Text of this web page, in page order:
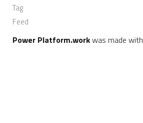
Tag
Feed
Power Platform.workwas made with